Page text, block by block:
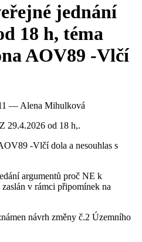
jednání
18 h, téma
AOV89 -Vlčí
— Alena Mihulková
29.4.2026 od 18 h,.
-Vlčí dola a nesouhlas s
argumentů proč NE k
v rámci připomínek na
návrh změny č.2 Územního